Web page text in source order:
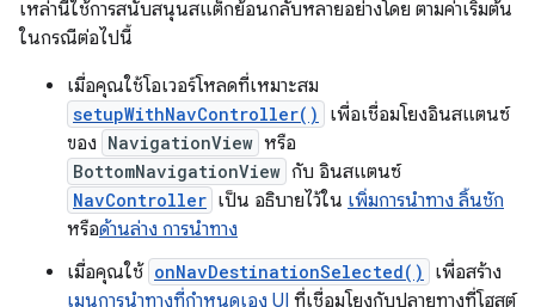
เหล่านี้ใช้การสนับสนุนสแต็กย้อนกลับหลายอย่างโดย ตามค่าเริ่มต้น
ในกรณีต่อไปนี้
เมื่อคุณใช้โอเวอร์โหลดที่เหมาะสม
setupWithNavController()
เพื่อเชื่อมโยงอินสแตนซ์
ของ NavigationView หรือ
BottomNavigationView กับ อินสแตนซ์
NavController เป็น อธิบายไว้ใน เพิ่มการนำทาง ลิ้นชัก
หรือด้านล่าง การนำทาง
เมื่อคุณใช้ onNavDestinationSelected()
เพื่อสร้าง
เมนูการนำทางที่กำหนดเอง UI ที่เชื่อมโยงกับปลายทางที่โฮสต์